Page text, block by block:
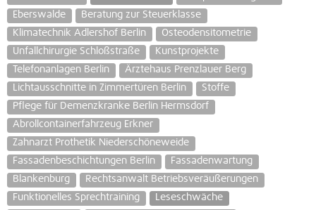
Eberswalde
Beratung zur Steuerklasse
Klimatechnik Adlershof Berlin
Osteodensitometrie
Unfallchirurgie Schloßstraße
Kunstprojekte
Telefonanlagen Berlin
Ärztehaus Prenzlauer Berg
Lichtausschnitte in Zimmertüren Berlin
Stoffe
Pflege für Demenzkranke Berlin Hermsdorf
Abrollcontainerfahrzeug Erkner
Zahnarzt Prothetik Niederschöneweide
Fassadenbeschichtungen Berlin
Fassadenwartung
Blankenburg
Rechtsanwalt Betriebsveräußerungen
Funktionelles Sprechtraining
Leseschwäche